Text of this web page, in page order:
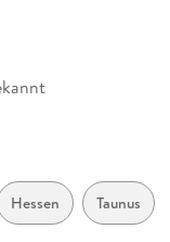
Hessen Taunus